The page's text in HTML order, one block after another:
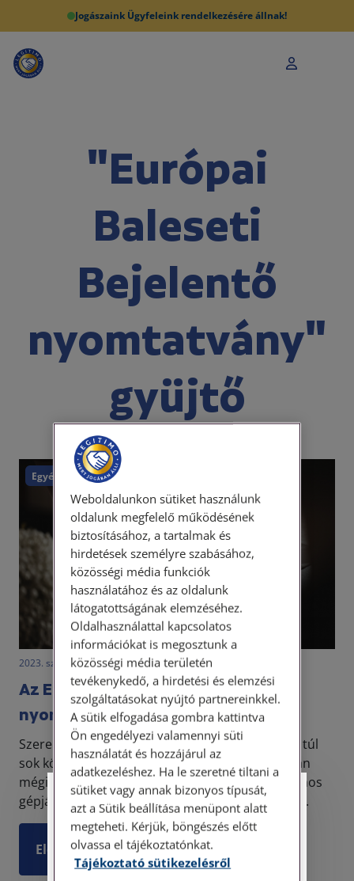
Jogászaink Ügyfeleink rendelkezésére állnak!
"Európai
Baleseti
Bejelentő
nyomtatvány"
gyüjtő
Egyéb
2023. szeptember 18. • LegitiMoadmin
Az Európai Baleseti Bejelentő
nyomtatványról
Szerencsére a legtöbb embert élete során nem túl
sok közlekedési baleset éri. A legtöbben azonban
mégis hallottuk már a „betétlap” kifejezést, számos
gépjármű vezető pedig biztosan tartott is már i...
Elolvasom
Személyes ügyfélfogadás
Tisztelt Ügyfeleink!
Személyes ügyfélszolgálatunk telefonon
Weboldalunkon sütiket használunk
oldalunk megfelelő működésének
biztosításához, a tartalmak és
hirdetések személyre szabásához,
közösségi média funkciók
használatához és az oldalunk
látogatottságának elemzéséhez.
Oldalhasználattal kapcsolatos
információkat is megosztunk a
közösségi média területén
tevékenykedő, a hirdetési és elemzési
szolgáltatásokat nyújtó partnereinkkel.
A sütik elfogadása gombra kattintva
Ön engedélyezi valamennyi süti
használatát és hozzájárul az
adatkezeléshez. Ha le szeretné tiltani a
sütiket vagy annak bizonyos típusát,
azt a Sütik beállítása menüpont alatt
megteheti. Kérjük, böngészés előtt
olvassa el tájékoztatónkat.
Tájékoztató sütikezelésről